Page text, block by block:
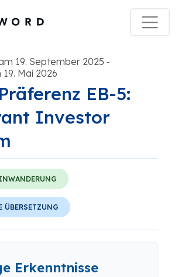
19. September 2025 -
Mai 2026
EB-5:
Investor
ÜBERSETZUNG
Erkenntnisse